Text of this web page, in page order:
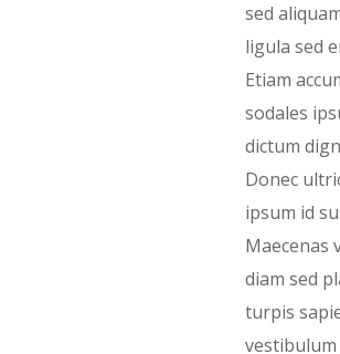
sed
ligula sed
Etiam
sodales
dictum
Donec
ipsum id
Maecenas
diam sed
turpis
vestibulum